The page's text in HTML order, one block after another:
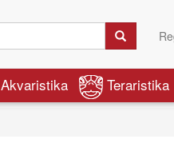
Akvaristika Teraristika